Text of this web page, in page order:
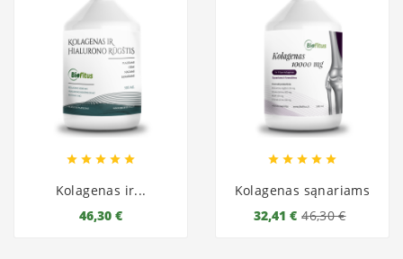
    
Kolagenas ir...
46,30 €
    
Kolagenas sąnariams
32,41 € 46,30 €